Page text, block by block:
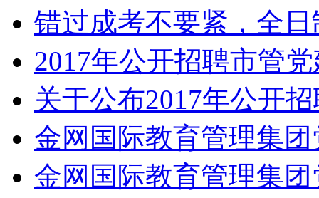
错过成考不要紧，全
2017年公开招聘市管
关于公布2017年公开
金网国际教育管理集
金网国际教育管理集